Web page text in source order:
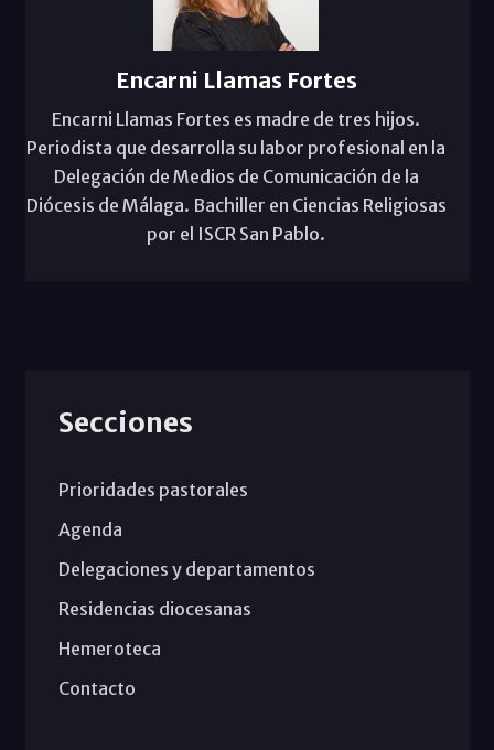
Encarni Llamas Fortes
Encarni Llamas Fortes es madre de tres hijos.
Periodista que desarrolla su labor profesional en la
Delegación de Medios de Comunicación de la
Diócesis de Málaga. Bachiller en Ciencias Religiosas
por el ISCR San Pablo.
Secciones
Prioridades pastorales
Agenda
Delegaciones y departamentos
Residencias diocesanas
Hemeroteca
Contacto